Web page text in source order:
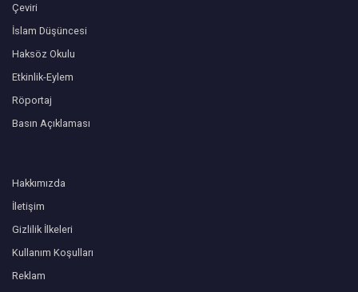
Çeviri
İslam Düşüncesi
Haksöz Okulu
Etkinlik-Eylem
Röportaj
Basın Açıklaması
Hakkımızda
İletişim
Gizlilik İlkeleri
Kullanım Koşulları
Reklam